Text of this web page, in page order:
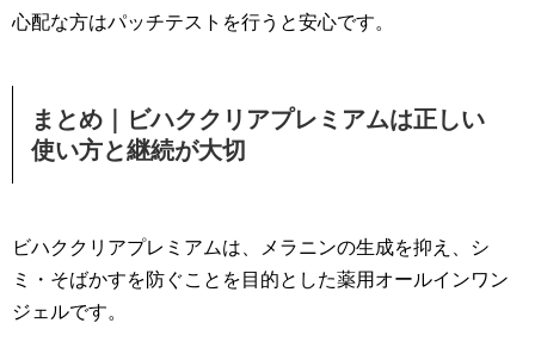
心配な方はパッチテストを行うと安心です。
まとめ｜ビハククリアプレミアムは正しい
使い方と継続が大切
ビハククリアプレミアムは、メラニンの生成を抑え、シ
ミ・そばかすを防ぐことを目的とした薬用オールインワン
ジェルです。